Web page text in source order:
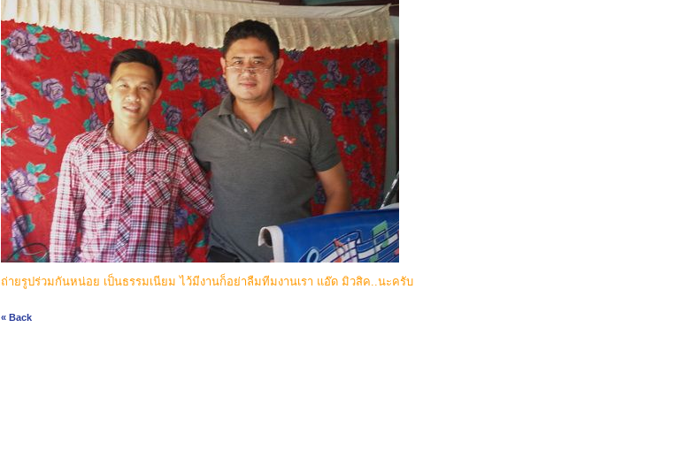
ถ่ายรูปร่วมกันหน่อย เป็นธรรมเนียม ไว้มีงานก็อย่าลืมทีมงานเรา แอ๊ด มิวสิค..นะครับ
« Back